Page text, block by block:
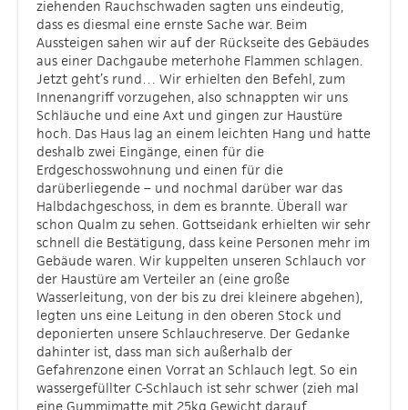
ziehenden Rauchschwaden sagten uns eindeutig,
dass es diesmal eine ernste Sache war. Beim
Aussteigen sahen wir auf der Rückseite des Gebäudes
aus einer Dachgaube meterhohe Flammen schlagen.
Jetzt geht’s rund… Wir erhielten den Befehl, zum
Innenangriff vorzugehen, also schnappten wir uns
Schläuche und eine Axt und gingen zur Haustüre
hoch. Das Haus lag an einem leichten Hang und hatte
deshalb zwei Eingänge, einen für die
Erdgeschosswohnung und einen für die
darüberliegende – und nochmal darüber war das
Halbdachgeschoss, in dem es brannte. Überall war
schon Qualm zu sehen. Gottseidank erhielten wir sehr
schnell die Bestätigung, dass keine Personen mehr im
Gebäude waren. Wir kuppelten unseren Schlauch vor
der Haustüre am Verteiler an (eine große
Wasserleitung, von der bis zu drei kleinere abgehen),
legten uns eine Leitung in den oberen Stock und
deponierten unsere Schlauchreserve. Der Gedanke
dahinter ist, dass man sich außerhalb der
Gefahrenzone einen Vorrat an Schlauch legt. So ein
wassergefüllter C-Schlauch ist sehr schwer (zieh mal
eine Gummimatte mit 25kg Gewicht darauf